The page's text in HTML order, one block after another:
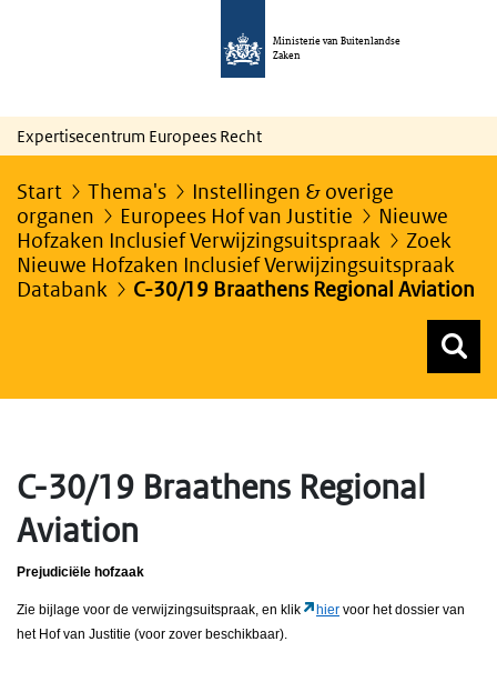
Ministerie van Buitenlandse
Zaken
Expertisecentrum Europees Recht
Start Thema's
Instellingen & overige
organen
Europees Hof van Justitie
Nieuwe
Hofzaken Inclusief Verwijzingsuitspraak
Zoek
Nieuwe Hofzaken Inclusief Verwijzingsuitspraak
Databank
C-30/19 Braathens Regional Aviation
C-30/19 Braathens Regional
Aviation
Prejudiciële hofzaak
Zie bijlage voor de verwijzingsuitspraak, en klik hier voor het dossier van
het Hof van Justitie (voor zover beschikbaar).